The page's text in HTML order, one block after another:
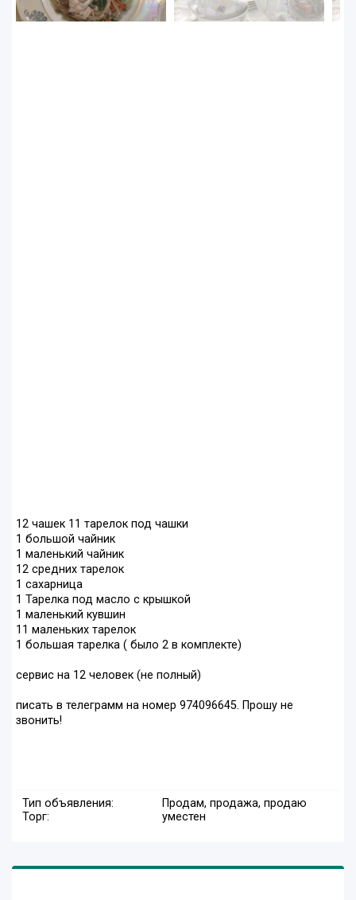
12 чашек 11 тарелок под чашки
1 большой чайник
1 маленький чайник
12 средних тарелок
1 сахарница
1 Тарелка под масло с крышкой
1 маленький кувшин
11 маленьких тарелок
1 большая тарелка ( было 2 в комплекте)
сервис на 12 человек (не полный)
писать в телеграмм на номер 974096645. Прошу не
звонить!
Тип объявления:
Продам, продажа, продаю
Торг:
уместен